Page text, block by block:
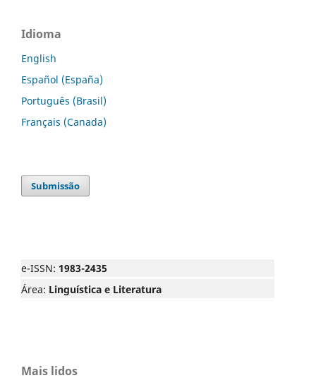
Idioma
English
Español (España)
Português (Brasil)
Français (Canada)
Submissão
e-ISSN: 1983-2435
Área: Linguística e Literatura
Mais lidos